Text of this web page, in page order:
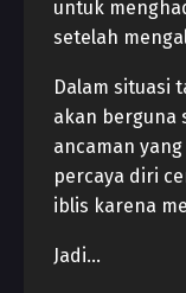
untuk
setelah
Dalam situasi
akan berguna
ancaman
percaya diri
iblis karena
Jadi…